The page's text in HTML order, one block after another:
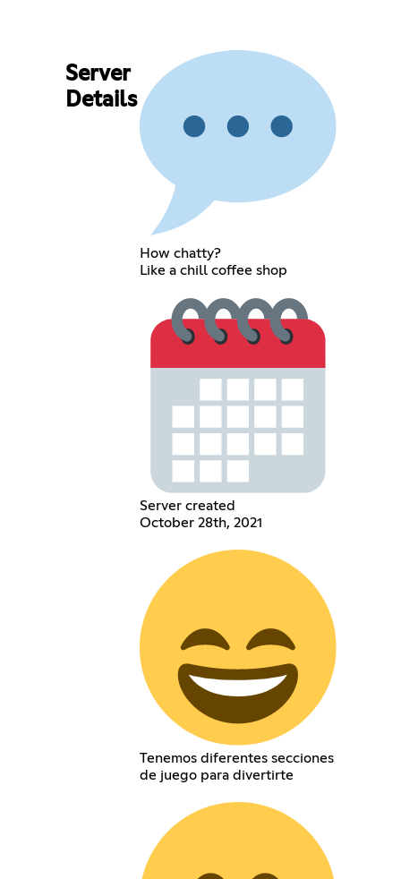
Server
Details
How chatty?
Like a chill coffee shop
Server created
October 28th, 2021
Tenemos diferentes secciones
de juego para divertirte